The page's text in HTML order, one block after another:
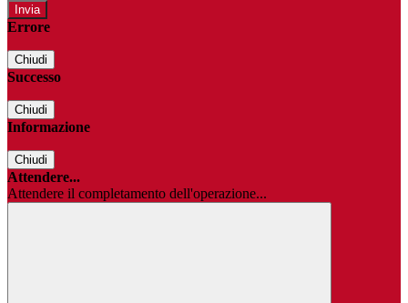
Errore
Chiudi
Successo
Chiudi
Informazione
Chiudi
Attendere...
Attendere il completamento dell'operazione...